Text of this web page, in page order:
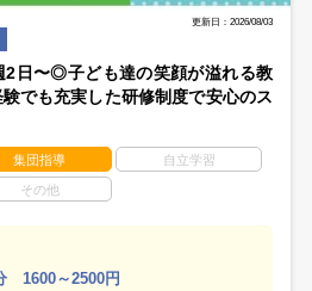
更新日：2026/08/03
2日〜◎子ども達の笑顔が溢れる教
でも充実した研修制度で安心のス
集団指導 自立学習
その他
1600～2500円